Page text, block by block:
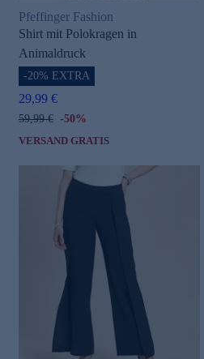
Pfeffinger Fashion
Shirt mit Polokragen in
Animaldruck
-20% EXTRA
29,99 €
59,99 € -50%
VERSAND GRATIS